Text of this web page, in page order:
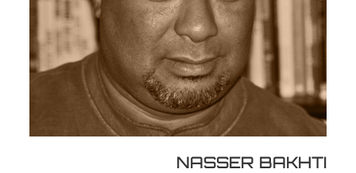
NASSER BAKHTI
BÉATRICE BAKHTI